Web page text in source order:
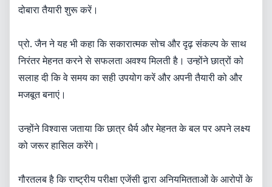
दोबारा तैयारी शुरू करें।
प्रो. जैन ने यह भी कहा कि सकारात्मक सोच और दृढ़ संकल्प के साथ
निरंतर मेहनत करने से सफलता अवश्य मिलती है। उन्होंने छात्रों को
सलाह दी कि वे समय का सही उपयोग करें और अपनी तैयारी को और
मजबूत बनाएं।
उन्होंने विश्वास जताया कि छात्र धैर्य और मेहनत के बल पर अपने लक्ष्य
को जरूर हासिल करेंगे।
गौरतलब है कि राष्ट्रीय परीक्षा एजेंसी द्वारा अनियमितताओं के आरोपों के